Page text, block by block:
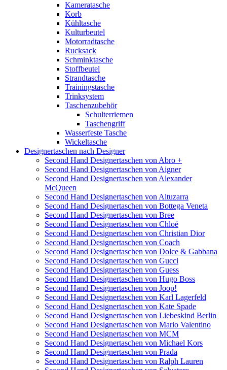
Kameratasche
Korb
Kühltasche
Kulturbeutel
Motorradtasche
Rucksack
Schminktasche
Stoffbeutel
Strandtasche
Trainingstasche
Trinksystem
Taschenzubehör
Schulterriemen
Taschengriff
Wasserfeste Tasche
Wickeltasche
Designertaschen nach Designer
Second Hand Designertaschen von Abro +
Second Hand Designertaschen von Aigner
Second Hand Designertaschen von Alexander
McQueen
Second Hand Designertaschen von Altuzarra
Second Hand Designertaschen von Bottega Veneta
Second Hand Designertaschen von Bree
Second Hand Designertaschen von Chloé
Second Hand Designertaschen von Christian Dior
Second Hand Designertaschen von Coach
Second Hand Designertaschen von Dolce & Gabbana
Second Hand Designertaschen von Gucci
Second Hand Designertaschen von Guess
Second Hand Designertaschen von Hugo Boss
Second Hand Designertaschen von Joop!
Second Hand Designertaschen von Karl Lagerfeld
Second Hand Designertaschen von Kate Spade
Second Hand Designertaschen von Liebeskind Berlin
Second Hand Designertaschen von Mario Valentino
Second Hand Designertaschen von MCM
Second Hand Designertaschen von Michael Kors
Second Hand Designertaschen von Prada
Second Hand Designertaschen von Ralph Lauren